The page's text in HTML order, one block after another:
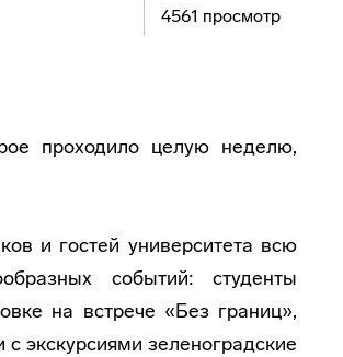
4561 просмотр
проходило целую неделю,
и гостей университета всю
событий: студенты
на встрече «Без границ»,
экскурсиями зеленоградские